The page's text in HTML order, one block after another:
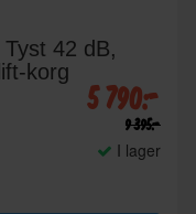
42 dB,
korg
5 790:-
9 395:-
I lager